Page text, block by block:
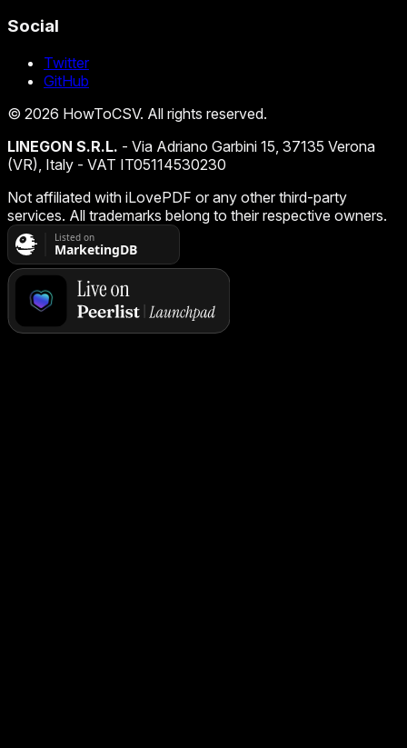
Social
Twitter
GitHub
© 2026 HowToCSV. All rights reserved.
LINEGON S.R.L. - Via Adriano Garbini 15, 37135 Verona
(VR), Italy - VAT IT05114530230
Not affiliated with iLovePDF or any other third-party
services. All trademarks belong to their respective owners.